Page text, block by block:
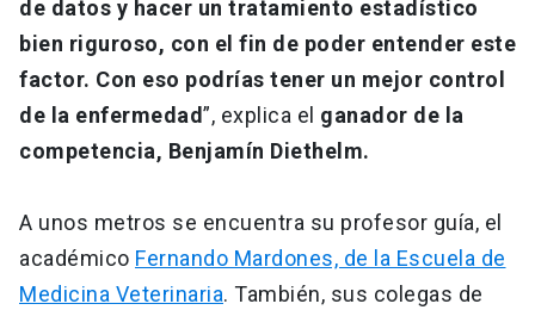
de datos y hacer un tratamiento estadístico
bien riguroso, con el fin de poder entender este
factor. Con eso podrías tener un mejor control
de la enfermedad”, explica el ganador de la
competencia, Benjamín Diethelm.
A unos metros se encuentra su profesor guía, el
académico Fernando Mardones, de la Escuela de
Medicina Veterinaria. También, sus colegas de